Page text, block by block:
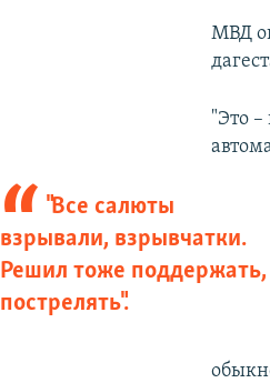
МВД
"Это
"Все салюты
взрывали, взрывчатки.
Решил тоже поддержать,
пострелять".